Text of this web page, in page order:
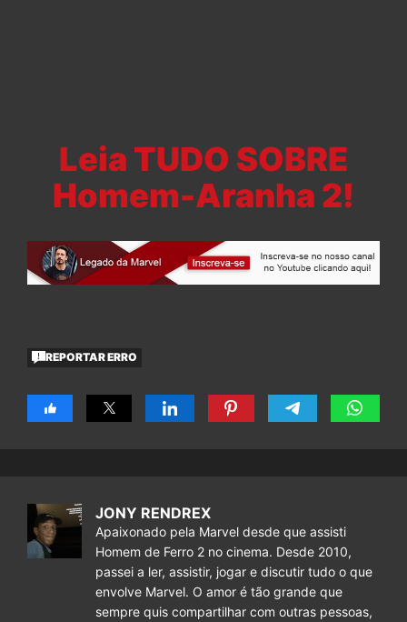
Leia TUDO SOBRE
Homem-Aranha 2!
REPORTAR ERRO
JONY RENDREX
Apaixonado pela Marvel desde que assisti
Homem de Ferro 2 no cinema. Desde 2010,
passei a ler, assistir, jogar e discutir tudo o que
envolve Marvel. O amor é tão grande que
sempre quis compartilhar com outras pessoas,